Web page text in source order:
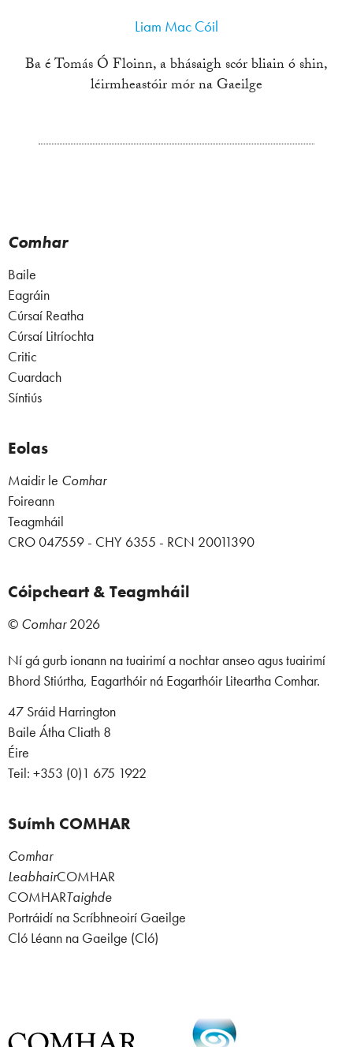
Liam Mac Cóil
Ba é Tomás Ó Floinn, a bhásaigh scór bliain ó shin,
léirmheastóir mór na Gaeilge
Comhar
Baile
Eagráin
Cúrsaí Reatha
Cúrsaí Litríochta
Critic
Cuardach
Síntiús
Eolas
Maidir le Comhar
Foireann
Teagmháil
CRO 047559 - CHY 6355 - RCN 20011390
Cóipcheart & Teagmháil
© Comhar2026
Ní gá gurb ionann na tuairimí a nochtar anseo agus tuairimí
Bhord Stiúrtha, Eagarthóir ná Eagarthóir Liteartha Comhar.
47 Sráid Harrington
Baile Átha Cliath 8
Éire
Teil: +353 (0)1 675 1922
Suímh COMHAR
Comhar
LeabhairCOMHAR
COMHARTaighde
Portráidí na Scríbhneoirí Gaeilge
Cló Léann na Gaeilge (Cló)